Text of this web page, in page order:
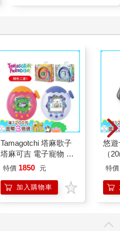
Tamagotchi 塔麻歌子
塔麻可吉 電子寵物 樂
園系列（熱帶橙果／極
特價 1850 元
加入購物車
悠
（
特價